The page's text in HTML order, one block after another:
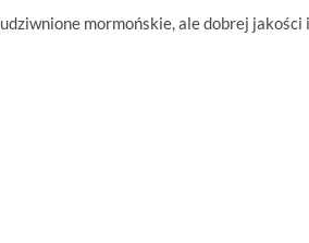
mormońskie, ale dobrej jakości